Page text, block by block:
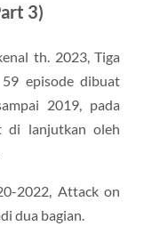
3)
th. 2023, Tiga
episode dibuat
2019, pada
di lanjutkan oleh
2022, Attack on
dua bagian.